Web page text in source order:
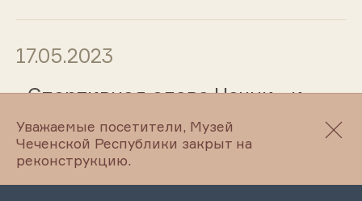
17.05.2023
«Спортивная слава Чечни» и
«Основоположники чеченской
литературы»
Уважаемые посетители, Музей
Чеченской Республики закрыт на
реконструкцию.